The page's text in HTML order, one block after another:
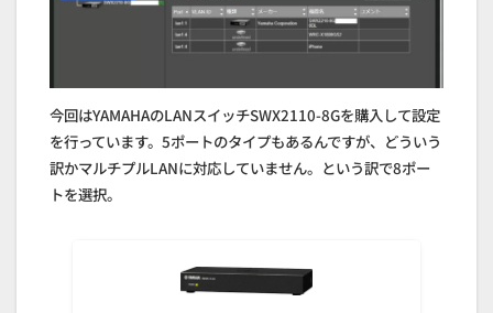
今回はYAMAHAのLANスイッチSWX2110-8Gを購入して設定
を行っています。5ポートのタイプもあるんですが、どういう
訳かマルチプルLANに対応していません。という訳で8ポー
トを選択。